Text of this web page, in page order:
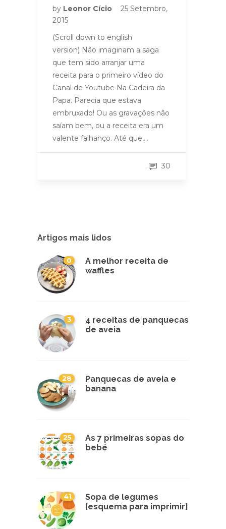
by Leonor Cício
25 Setembro,
2015
(Scroll down to english
version) Não imaginam a saga
que tem sido arranjar uma
receita para o primeiro vídeo do
Canal de Youtube Na Cadeira da
Papa. Parecia que estava
embruxado! Ou as gravações não
saíam bem, ou a receita era um
valente falhanço. Até que,…
30
Artigos mais lidos
0
A melhor receita de
waffles
3
4 receitas de panquecas
de aveia
28
Panquecas de aveia e
banana
25
As 7 primeiras sopas do
bebé
41
Sopa de legumes
[esquema para imprimir]